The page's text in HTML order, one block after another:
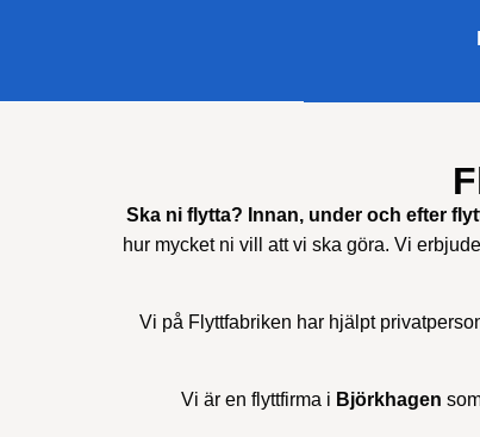
Ska ni flytta? Innan, under och efter
hur mycket ni vill att vi ska göra. Vi
Vi på Flyttfabriken har hjälpt
Vi är en flyttfirma i Björkhagen